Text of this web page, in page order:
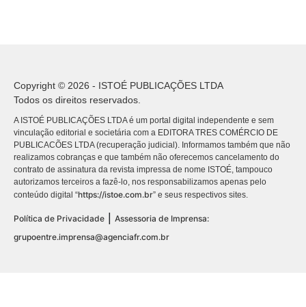
Copyright © 2026 - ISTOÉ PUBLICAÇÕES LTDA
Todos os direitos reservados.
A ISTOÉ PUBLICAÇÕES LTDA é um portal digital independente e sem
vinculação editorial e societária com a EDITORA TRES COMÉRCIO DE
PUBLICACÕES LTDA (recuperação judicial). Informamos também que não
realizamos cobranças e que também não oferecemos cancelamento do
contrato de assinatura da revista impressa de nome ISTOÉ, tampouco
autorizamos terceiros a fazê-lo, nos responsabilizamos apenas pelo
conteúdo digital “https://istoe.com.br” e seus respectivos sites.
Política de Privacidade
Assessoria de Imprensa:
grupoentre.imprensa@agenciafr.com.br